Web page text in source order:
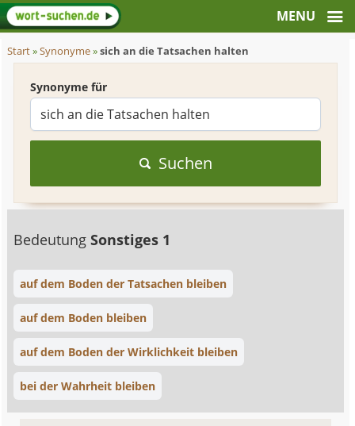
Start»Synonyme»sich an die Tatsachen halten
Synonyme für
Suchen
BedeutungSonstiges 1
auf dem Boden der Tatsachen bleiben
auf dem Boden bleiben
auf dem Boden der Wirklichkeit bleiben
bei der Wahrheit bleiben